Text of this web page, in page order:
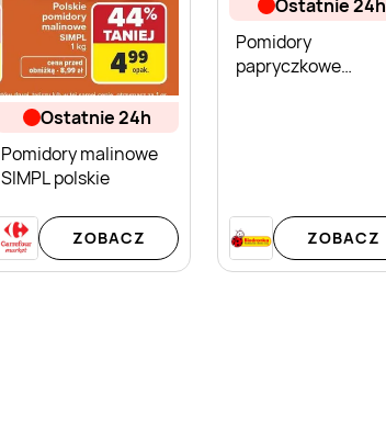
ostatnie 24h
Pomidory malinowe
SIMPL polskie
ZOBACZ
ostatnie 24h
Pomidory
papryczkowe
ZOBACZ